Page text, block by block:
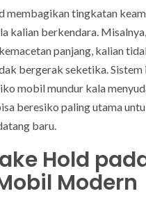
membagikan tingkatan
kalian berkendara.
panjang, kalian
bergerak seketika. Sistem
mobil mundur kala
beresiko paling utama
baru.
Hold
Modern